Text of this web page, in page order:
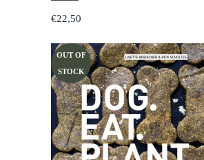
€22,50
OUT OF
STOCK